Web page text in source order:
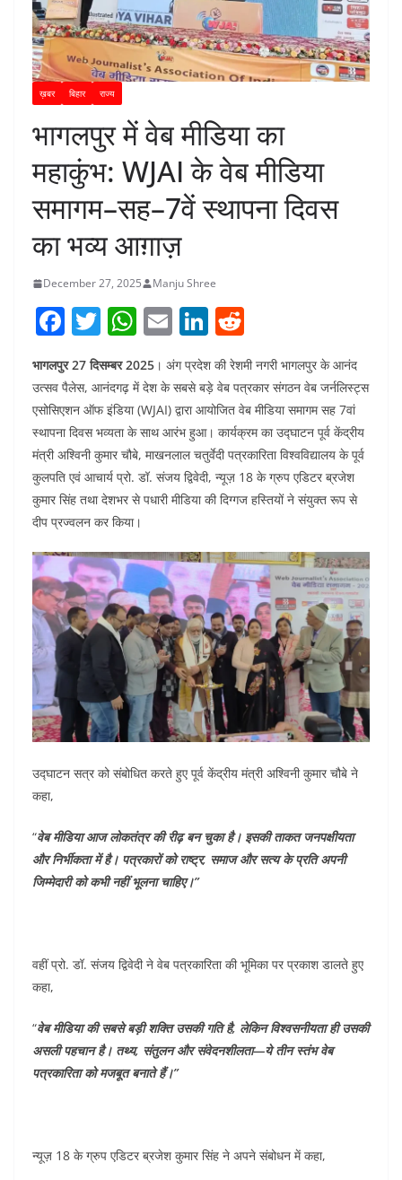
ख़बर बिहार राज्य
भागलपुर में वेब मीडिया का
महाकुंभ: WJAI के वेब मीडिया
समागम–सह–7वें स्थापना दिवस
का भव्य आग़ाज़
December 27, 2025 Manju Shree
F
c
e
b
o
o
k
T
itt
er
W
at
s
A
p
p
E
m
ai
l
Li
n
k
e
dI
n
e
d
di
t
भागलपुर 27 दिसम्बर 2025 । अंग प्रदेश की रेशमी नगरी भागलपुर के आनंद
उत्सव पैलेस, आनंदगढ़ में देश के सबसे बड़े वेब पत्रकार संगठन वेब जर्नलिस्ट्स
एसोसिएशन ऑफ इंडिया (WJAI) द्वारा आयोजित वेब मीडिया समागम सह 7वां
स्थापना दिवस भव्यता के साथ आरंभ हुआ। कार्यक्रम का उद्घाटन पूर्व केंद्रीय
मंत्री अश्विनी कुमार चौबे, माखनलाल चतुर्वेदी पत्रकारिता विश्वविद्यालय के पूर्व
कुलपति एवं आचार्य प्रो. डॉ. संजय द्विवेदी, न्यूज़ 18 के ग्रुप एडिटर ब्रजेश
कुमार सिंह तथा देशभर से पधारी मीडिया की दिग्गज हस्तियों ने संयुक्त रूप से
दीप प्रज्वलन कर किया।
उद्घाटन सत्र को संबोधित करते हुए पूर्व केंद्रीय मंत्री अश्विनी कुमार चौबे ने
कहा,
“वेब मीडिया आज लोकतंत्र की रीढ़ बन चुका है। इसकी ताकत जनपक्षीयता
और निर्भीकता में है। पत्रकारों को राष्ट्र, समाज और सत्य के प्रति अपनी
जिम्मेदारी को कभी नहीं भूलना चाहिए।”
वहीं प्रो. डॉ. संजय द्विवेदी ने वेब पत्रकारिता की भूमिका पर प्रकाश डालते हुए
कहा,
“वेब मीडिया की सबसे बड़ी शक्ति उसकी गति है, लेकिन विश्वसनीयता ही उसकी
असली पहचान है। तथ्य, संतुलन और संवेदनशीलता—ये तीन स्तंभ वेब
पत्रकारिता को मजबूत बनाते हैं।”
न्यूज़ 18 के ग्रुप एडिटर ब्रजेश कुमार सिंह ने अपने संबोधन में कहा,